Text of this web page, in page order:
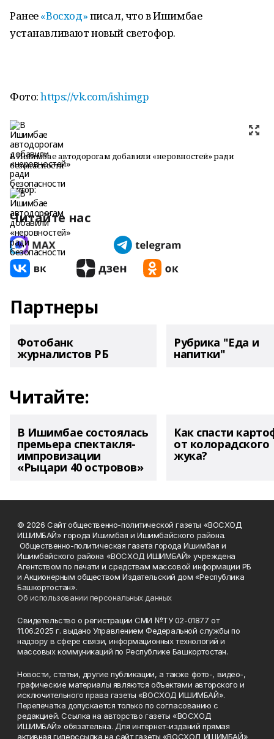
Ранее«Восход»писал, что в Ишимбае
устанавливают новый светофор.
Фото:https://vk.com/ishimgp
В Ишимбае автодорогам добавили «неровностей» ради
безопасности
Автор:
Читайте нас
Партнеры
Фотобанк
журналистов РБ
Рубрика "Еда и
напитки"
Читайте:
В Ишимбае состоялась
премьера спектакля-
импровизации
«Рыцари 40 островов»
Как спасти
от колорадского
жука?
© 2026 Сайт общественно-политической газеты «ВОСХОД
ИШИМБАЙ» города Ишимбая и Ишимбайского района.
Общественно-политическая газета города Ишимбая и
Ишимбайского района «ВОСХОД ИШИМБАЙ» учреждена
Агентством по печати и средствам массовой информации РБ
и Акционерным обществом Издательский дом «Республика
Башкортостан».
Об использовании персональных данных
Свидетельство о регистрации СМИ №ТУ 02-01877 от
11.06.2025 г. выдано Управлением Федеральной службы по
надзору в сфере связи, информационных технологий и
массовых коммуникаций по Республике Башкортостан.
Новости, статьи, другие публикации, а также фото-, видео-,
графические материалы являются объектами авторского и
исключительного права газеты «ВОСХОД ИШИМБАЙ».
Перепечатка допускается только по согласованию с
редакцией. Ссылка на авторство газеты «ВОСХОД
ИШИМБАЙ» обязательна. Для интернет-изданий прямая
активная гиперссылка на сайт газеты «ВОСХОД ИШИМБАЙ»